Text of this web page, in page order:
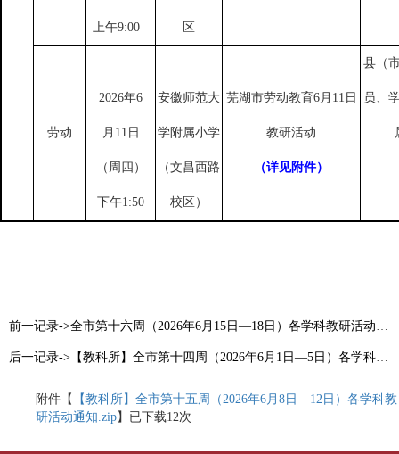
上午9:00 区
劳动
2026年6
月11日
（周四）
下午1:50
安徽师范大
学附属小学
（文昌西路
校区）
芜湖市劳动教育6月11日
教研活动
（详见附件）
县（
员、
前一记录->全市第十六周（2026年6月15日—18日）各学科教研活动通知目录索引
后一记录->【教科所】全市第十四周（2026年6月1日—5日）各学科教研活动通知目录索引
附件【
【教科所】全市第十五周（2026年6月8日—12日）各学科教
研活动通知.zip】已下载12次